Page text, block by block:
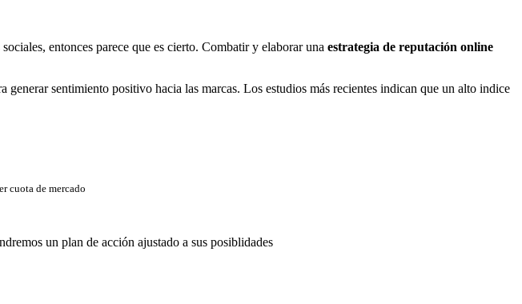
entonces parece que es cierto. Combatir y elaborar una estrategia de reputación online
generar sentimiento positivo hacia las marcas. Los estudios más recientes indican que un alto indice
cuota de mercado
un plan de acción ajustado a sus posiblidades